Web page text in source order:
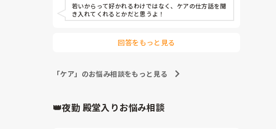
若いからって好かれるわけではなく、ケアの仕方話を聞
き入れてくれるとかだと思うよ！
回答をもっと見る
「ケア」のお悩み相談をもっと見る
👑夜勤 殿堂入りお悩み相談